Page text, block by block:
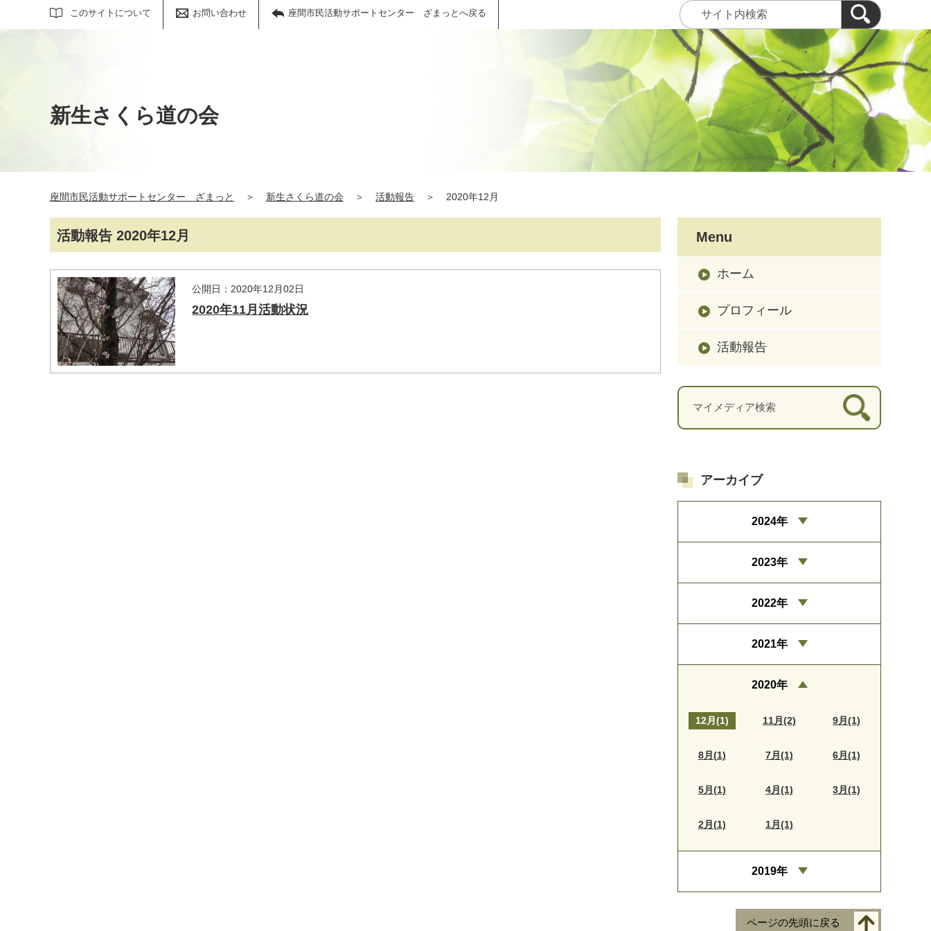
このサイトについて お問い合わせ 座間市民活動サポートセンター ざまっとへ戻る
サイト内検索
新生さくら道の会
座間市民活動サポートセンター ざまっと ＞ 新生さくら道の会 ＞ 活動報告 ＞ 2020年12月
活動報告 2020年12月
公開日：2020年12月02日
2020年11月活動状況
Menu
ホーム
プロフィール
活動報告
アーカイブ
2024年
2023年
2022年
2021年
2020年
12月(1) 11月(2) 9月(1)
8月(1) 7月(1) 6月(1)
5月(1) 4月(1) 3月(1)
2月(1) 1月(1)
2019年
ページの先頭に戻る